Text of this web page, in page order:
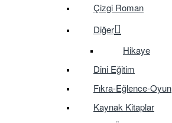
Çizgi Roman
Diğer
Hikaye
Dini Eğitim
Fıkra-Eğlence-Oyun
Kaynak Kitaplar